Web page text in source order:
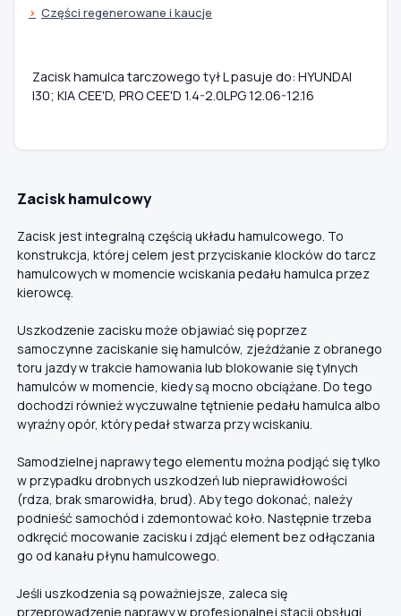
Części regenerowane i kaucje
Zacisk hamulca tarczowego tył L pasuje do: HYUNDAI
I30; KIA CEE'D, PRO CEE'D 1.4-2.0LPG 12.06-12.16
Zacisk hamulcowy
Zacisk jest integralną częścią układu hamulcowego. To
konstrukcja, której celem jest przyciskanie klocków do tarcz
hamulcowych w momencie wciskania pedału hamulca przez
kierowcę.
Uszkodzenie zacisku może objawiać się poprzez
samoczynne zaciskanie się hamulców, zjeżdżanie z obranego
toru jazdy w trakcie hamowania lub blokowanie się tylnych
hamulców w momencie, kiedy są mocno obciążane. Do tego
dochodzi również wyczuwalne tętnienie pedału hamulca albo
wyraźny opór, który pedał stwarza przy wciskaniu.
Samodzielnej naprawy tego elementu można podjąć się tylko
w przypadku drobnych uszkodzeń lub nieprawidłowości
(rdza, brak smarowidła, brud). Aby tego dokonać, należy
podnieść samochód i zdemontować koło. Następnie trzeba
odkręcić mocowanie zacisku i zdjąć element bez odłączania
go od kanału płynu hamulcowego.
Jeśli uszkodzenia są poważniejsze, zaleca się
przeprowadzenie naprawy w profesjonalnej stacji obsługi.